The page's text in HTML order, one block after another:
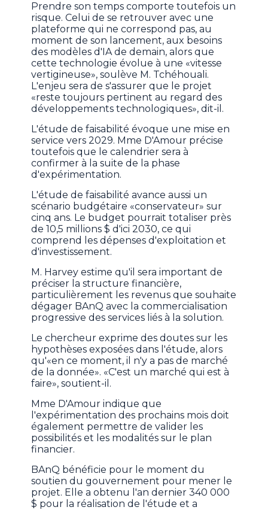
Prendre son temps comporte toutefois un
risque. Celui de se retrouver avec une
plateforme qui ne correspond pas, au
moment de son lancement, aux besoins
des modèles d'IA de demain, alors que
cette technologie évolue à une «vitesse
vertigineuse», soulève M. Tchéhouali.
L'enjeu sera de s'assurer que le projet
«reste toujours pertinent au regard des
développements technologiques», dit-il.
L'étude de faisabilité évoque une mise en
service vers 2029. Mme D'Amour précise
toutefois que le calendrier sera à
confirmer à la suite de la phase
d'expérimentation.
L'étude de faisabilité avance aussi un
scénario budgétaire «conservateur» sur
cinq ans. Le budget pourrait totaliser près
de 10,5 millions $ d'ici 2030, ce qui
comprend les dépenses d'exploitation et
d'investissement.
M. Harvey estime qu'il sera important de
préciser la structure financière,
particulièrement les revenus que souhaite
dégager BAnQ avec la commercialisation
progressive des services liés à la solution.
Le chercheur exprime des doutes sur les
hypothèses exposées dans l'étude, alors
qu'«en ce moment, il n'y a pas de marché
de la donnée». «C'est un marché qui est à
faire», soutient-il.
Mme D'Amour indique que
l'expérimentation des prochains mois doit
également permettre de valider les
possibilités et les modalités sur le plan
financier.
BAnQ bénéficie pour le moment du
soutien du gouvernement pour mener le
projet. Elle a obtenu l'an dernier 340 000
$ pour la réalisation de l'étude et a